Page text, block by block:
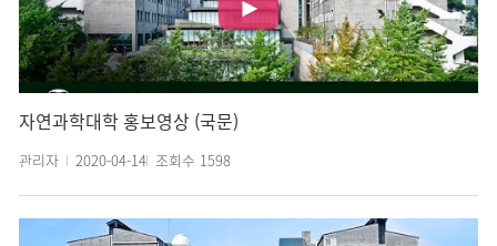
자연과학대학 홍보영상 (국문)
관리자 2020-04-14 조회수 1598